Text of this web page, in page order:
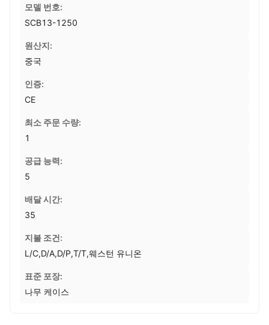
모델 번호:
SCB13-1250
원산지:
중국
인증:
CE
최소 주문 수량:
1
공급 능력:
5
배달 시간:
35
지불 조건:
L/C,D/A,D/P,T/T,웨스턴 유니온
표준 포장:
나무 케이스